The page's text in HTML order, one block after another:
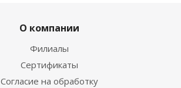
О компании
Филиалы
Сертификаты
Согласие на обработку